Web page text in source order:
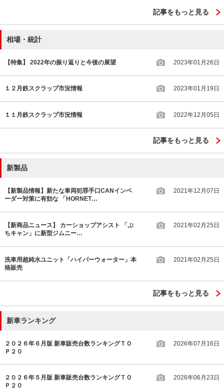
記事をもっと見る
相場・統計
【特集】 2022年の振り返りと今後の展望 2023年01月26日
１２月鉄スクラップ市況情報 2023年01月19日
１１月鉄スクラップ市況情報 2022年12月05日
記事をもっと見る
新製品
【新製品情報】新たな車両犯罪手口CANインベ
ーダー対策に有効な 「HORNET…
2021年12月07日
【新商品ニュース】 カーショップアシスト 「ぷ
ちキャン」に新型ジムニー…
2021年02月25日
洗車用超純水ユニット「ハイパーウォーター」本
格販売
2021年02月25日
記事をもっと見る
新車ランキング
２０２６年６月版 新車販売台数ランキングＴＯ
Ｐ２０
2026年07月16日
２０２６年５月版 新車販売台数ランキングＴＯ
Ｐ２０
2026年06月23日